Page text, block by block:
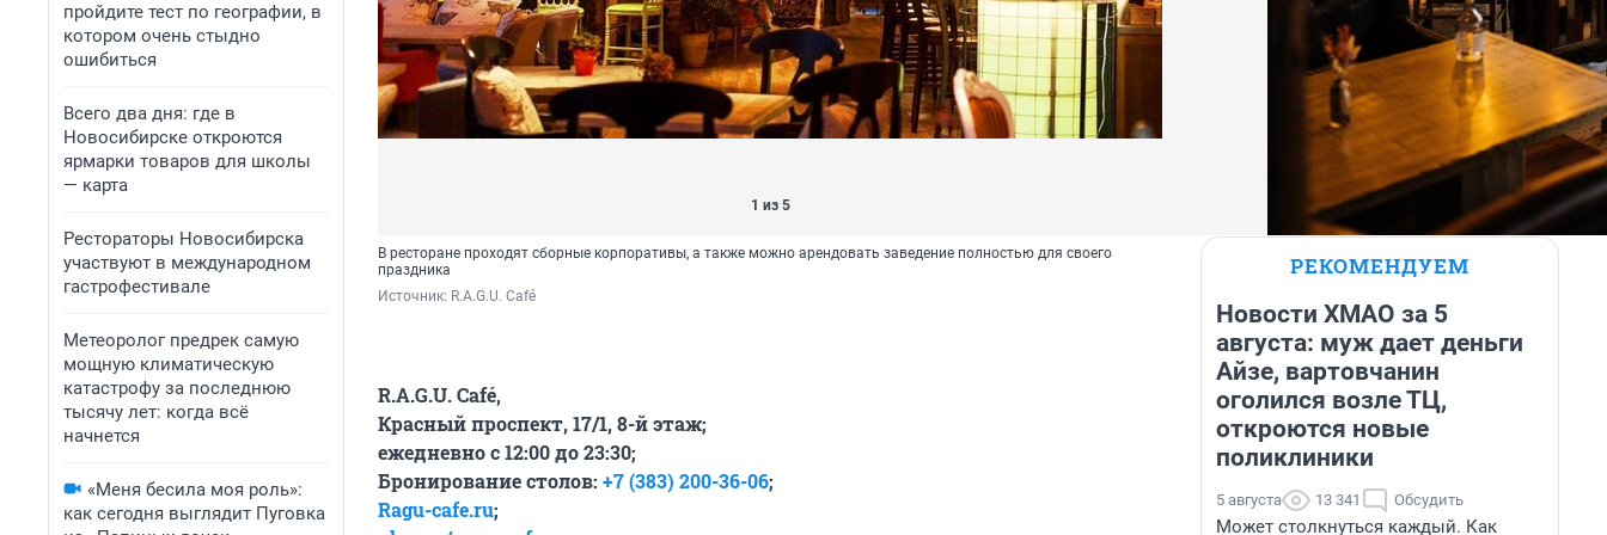
пройдите тест по географии, в
котором очень стыдно
ошибиться
Всего два дня: где в
Новосибирске откроются
ярмарки товаров для школы
— карта
Рестораторы Новосибирска
участвуют в международном
гастрофестивале
Метеоролог предрек самую
мощную климатическую
катастрофу за последнюю
тысячу лет: когда всё
начнется
«Меня бесила моя роль»:
как сегодня выглядит Пуговка
1 из 5
В ресторане проходят сборные корпоративы, а также можно арендовать заведение полностью для своего
праздника
Источник: R.A.G.U. Café
R.A.G.U. Café,
​Красный проспект, 17/1, 8-й этаж;
ежедневно с 12:00 до 23:30;
Бронирование столов: +7 (383) 200-36-06;
Ragu-cafe.ru;
РЕКОМЕНДУЕМ
Новости ХМАО за 5
августа: муж дает деньги
Айзе, вартовчанин
оголился возле ТЦ,
откроются новые
поликлиники
5 августа 13 341 Обсудить
Может столкнуться каждый. Как